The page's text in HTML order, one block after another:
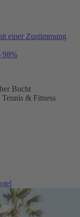
einer Zustimmung
98%
Bucht
& Fitness